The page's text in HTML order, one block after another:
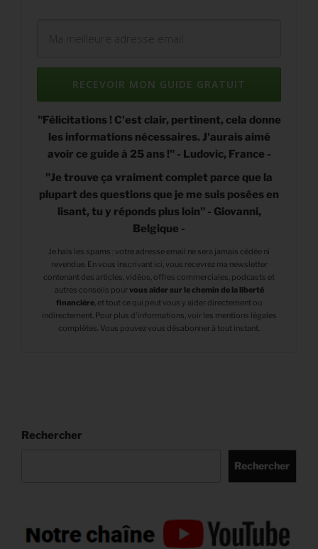
RECEVOIR MON GUIDE GRATUIT
"Félicitations ! C'est clair, pertinent, cela donne
les informations nécessaires. J'aurais aimé
avoir ce guide à 25 ans !" - Ludovic, France -
"Je trouve ça vraiment complet parce que la
plupart des questions que je me suis posées en
lisant, tu y réponds plus loin" - Giovanni,
Belgique -
Je hais les spams : votre adresse email ne sera jamais cédée ni
revendue. En vous inscrivant ici, vous recevrez ma newsletter
contenant des articles, vidéos, offres commerciales, podcasts et
autres conseils pourvous aider sur le chemin de la liberté
financière, et tout ce qui peut vous y aider directement ou
indirectement. Pour plus d'informations, voir les mentions légales
complètes. Vous pouvez vous désabonner à tout instant.
Rechercher
Rechercher